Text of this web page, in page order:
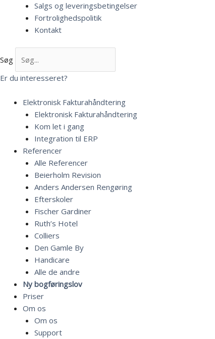
Salgs og leveringsbetingelser
Fortrolighedspolitik
Kontakt
Søg
Er du interesseret?
Elektronisk Fakturahåndtering
Elektronisk Fakturahåndtering
Kom let i gang
Integration til ERP
Referencer
Alle Referencer
Beierholm Revision
Anders Andersen Rengøring
Efterskoler
Fischer Gardiner
Ruth’s Hotel
Colliers
Den Gamle By
Handicare
Alle de andre
Ny bogføringslov
Priser
Om os
Om os
Support